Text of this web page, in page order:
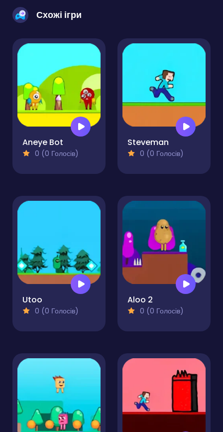
Схожі ігри
Aneye Bot
0 (0 Голосів)
Steveman
0 (0 Голосів)
Utoo
0 (0 Голосів)
Aloo 2
0 (0 Голосів)